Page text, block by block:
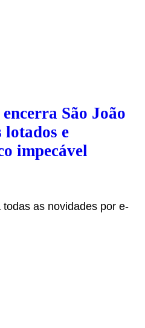
São João
lotados e
impecável
as novidades por e-